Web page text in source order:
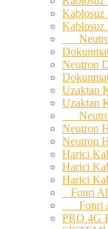
Kablosuz
Kablosuz
Neutron
Uzaktan
Uzaktan
Neutron
Neutron
Harici
Harici
Harici
Fonri
Fonri
PRO 4G